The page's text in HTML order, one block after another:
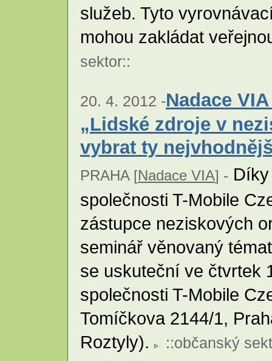
služeb. Tyto
mohou zakládat
sektor::
20. 4. 2012 -Nadace
„Lidské zdroje v
vybrat ty
PRAHA [Nadace VIA] -
společnosti T-Mobile
zástupce neziskových
seminář věnovaný
se uskuteční ve čtvrtek
společnosti T-Mobile
Tomíčkova 2144/1,
Roztyly).
::občanský